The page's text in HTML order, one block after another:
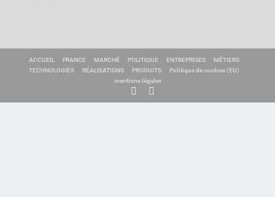
ACCUEIL FRANCE MARCHÉ POLITIQUE ENTREPRISES
MÉTIERS
TECHNOLOGIES
RÉALISATIONS PRODUITS
Politique de cookies (EU)
mentions légales